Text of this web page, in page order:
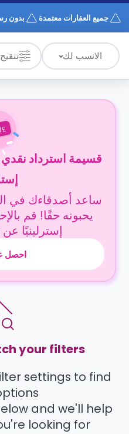
كيف
تعمل؟
الأسئلة
الشائعة
جميع العقارات معتمدة بدون
الانسب لك
£
ساعد أصدقاءك في
إسترلينيًا
احصل
your filters.
settings to find
and we'll help
looking for.